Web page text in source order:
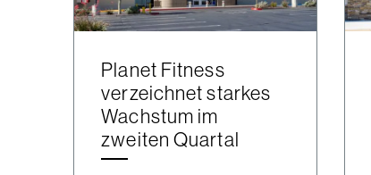
Planet Fitness
verzeichnet starkes
Wachstum im
zweiten Quartal